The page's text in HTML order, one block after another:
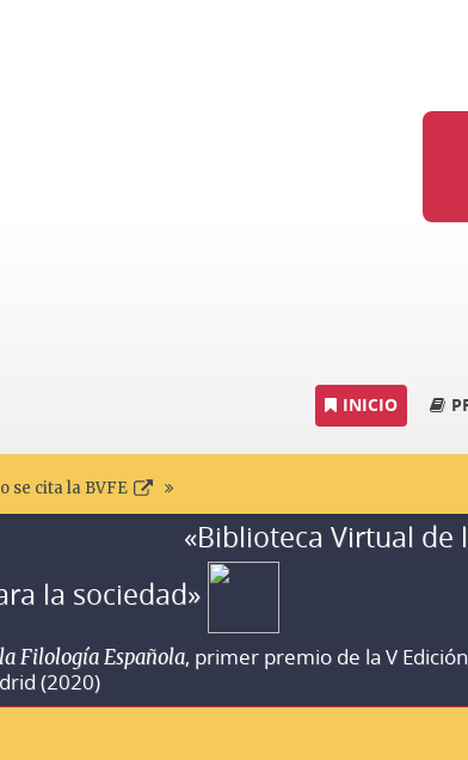
INICIO
se cita la BVFE
«Biblioteca Virtual de
la sociedad»
Filología Española, primer premio de la V
(2020)